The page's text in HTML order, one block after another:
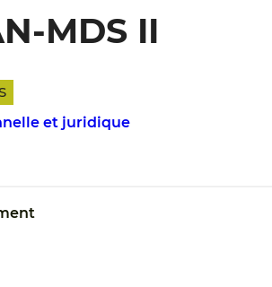
MDS II
et juridique